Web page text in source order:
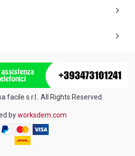
facile s.r.l.. All Rights Reserved.
byworksdem.com